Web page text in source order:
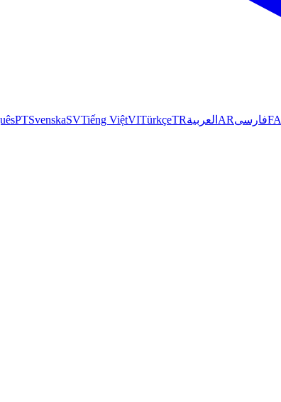
PTSvenskaSVTiếng ViệtVITürkçeTRالعربية ARفارسیFA